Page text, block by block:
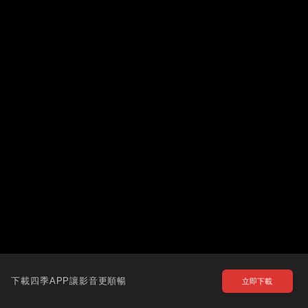
下載四季APP讓影音更順暢 立即下載